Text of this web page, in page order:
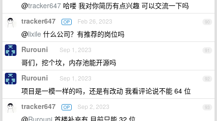
@tracker647 哈喽 我对你简历有点兴趣 可以交流一下吗
90
tracker647 OP Feb 26, 2023
@lixile 什么公司？有推荐的岗位吗
91
Rurouni Sep 1, 2023
哥们，挖个坟，内存池能开源吗
92
Rurouni Sep 1, 2023
项目是一模一样的吗，还是有改动 我看评论说不能 64 位
93
tracker647 OP Sep 2, 2023